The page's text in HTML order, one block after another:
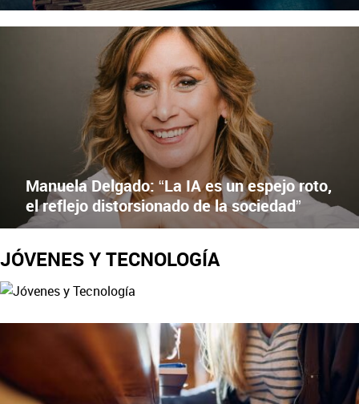
IA Y AVANCES TECNOLÓGICOS
Facebook
Manuela Delgado: “La IA es un espejo roto,
el reflejo distorsionado de la sociedad”
JÓVENES Y TECNOLOGÍA